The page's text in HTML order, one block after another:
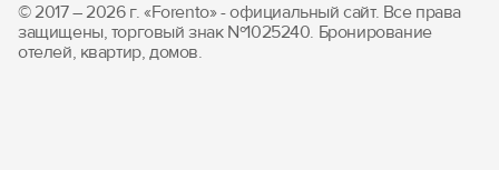
© 2017 – 2026 г. «Forento» - официальный сайт. Все права
защищены, торговый знак Nº1025240. Бронирование
отелей, квартир, домов.